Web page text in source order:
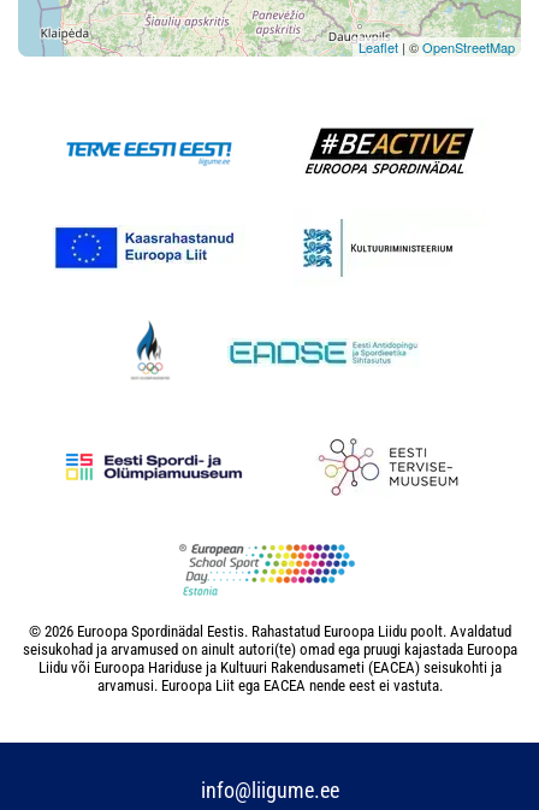
Leaflet | ©OpenStreetMap
© 2026 Euroopa Spordinädal Eestis. Rahastatud Euroopa Liidu poolt. Avaldatud
seisukohad ja arvamused on ainult autori(te) omad ega pruugi kajastada Euroopa
Liidu või Euroopa Hariduse ja Kultuuri Rakendusameti (EACEA) seisukohti ja
arvamusi. Euroopa Liit ega EACEA nende eest ei vastuta.
info@liigume.ee